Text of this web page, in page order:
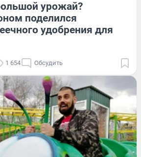
урожай?
поделился
удобрения для
1 654 Обсудить